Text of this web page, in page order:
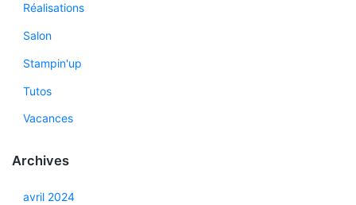
Réalisations
Salon
Stampin'up
Tutos
Vacances
Archives
avril 2024